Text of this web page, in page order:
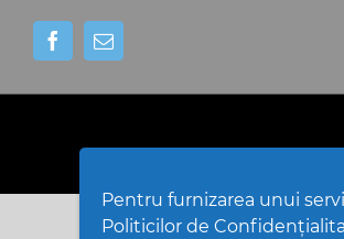
Pentru furnizarea unui
Politicilor de